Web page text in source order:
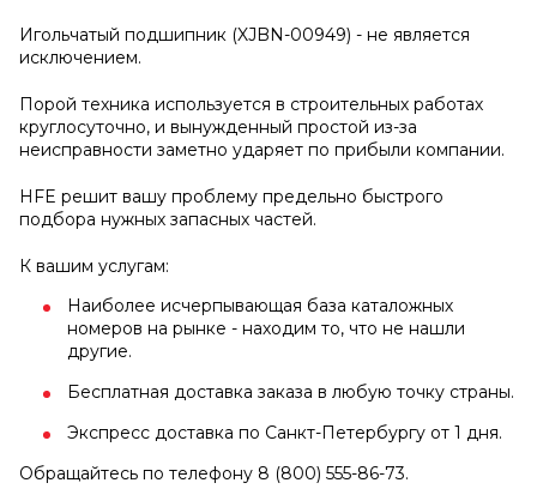
Игольчатый подшипник (XJBN-00949) - не является
исключением.
Порой техника используется в строительных работах
круглосуточно, и вынужденный простой из-за
неисправности заметно ударяет по прибыли компании.
HFE решит вашу проблему предельно быстрого
подбора нужных запасных частей.
К вашим услугам:
Наиболее исчерпывающая база каталожных
номеров на рынке - находим то, что не нашли
другие.
Бесплатная доставка заказа в любую точку страны.
Экспресс доставка по Санкт-Петербургу от 1 дня.
Обращайтесь по телефону 8 (800) 555-86-73.